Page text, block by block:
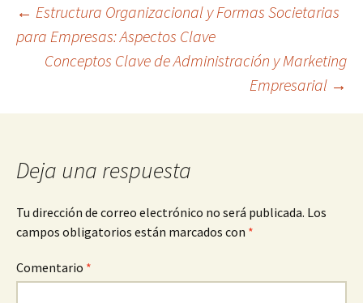
Navegación
entradas
← Estructura Organizacional y Formas Societarias
para Empresas: Aspectos Clave
Conceptos Clave de Administración y Marketing
Empresarial →
Deja una respuesta
Tu dirección de correo electrónico no será publicada. Los
campos obligatorios están marcados con *
Comentario *